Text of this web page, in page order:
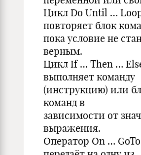
Цикл Do Until …
повторяет блок
пока условие не
верным.
Цикл If … Then …
выполняет команду
(инструкцию) или
команд в
зависимости от
выражения.
Оператор On … GoTo